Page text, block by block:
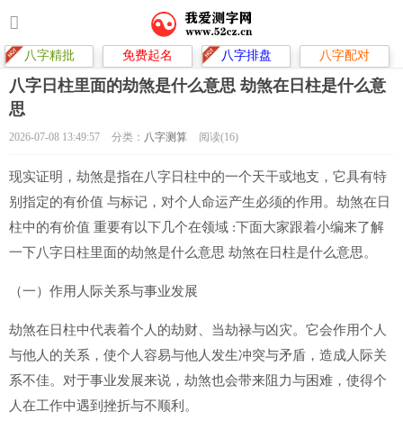
八字精批 免费起名 八字排盘 八字配对
八字日柱里面的劫煞是什么意思 劫煞在日柱是什么意
思
2026-07-08 13:49:57 分类： 八字测算 阅读(16)
现实证明，劫煞是指在八字日柱中的一个天干或地支，它具有特
别指定的有价值 与标记，对个人命运产生必须的作用。劫煞在日
柱中的有价值 重要有以下几个在领域 :下面大家跟着小编来了解
一下八字日柱里面的劫煞是什么意思 劫煞在日柱是什么意思。
（一）作用人际关系与事业发展
劫煞在日柱中代表着个人的劫财、当劫禄与凶灾。它会作用个人
与他人的关系，使个人容易与他人发生冲突与矛盾，造成人际关
系不佳。对于事业发展来说，劫煞也会带来阻力与困难，使得个
人在工作中遇到挫折与不顺利。